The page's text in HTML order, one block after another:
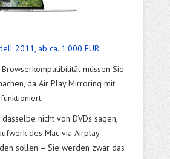
2011, ab ca. 1.000 EUR
müssen Sie
da Air Play Mirroring mit
nicht von DVDs sagen,
des Mac via Airplay
sollen – Sie werden zwar das